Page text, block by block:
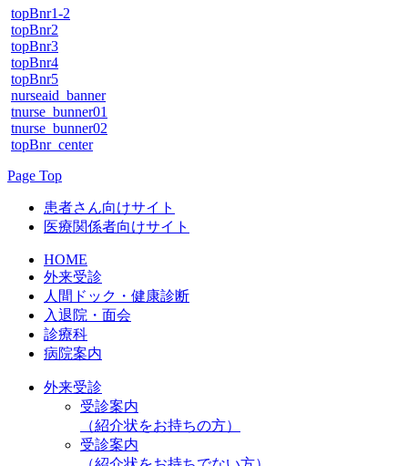
topBnr1-2
topBnr2
topBnr3
topBnr4
topBnr5
nurseaid_banner
tnurse_bunner01
tnurse_bunner02
topBnr_center
Page Top
患者さん向けサイト
医療関係者向けサイト
HOME
外来受診
人間ドック・健康診断
入退院・面会
診療科
病院案内
外来受診
受診案内
（紹介状をお持ちの方）
受診案内